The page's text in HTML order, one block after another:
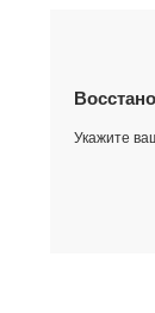
Укажите